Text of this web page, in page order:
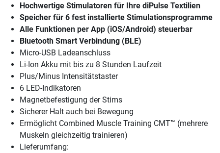
Hochwertige Stimulatoren für Ihre diPulse Textilien
Speicher für 6 fest installierte Stimulationsprogramme
Alle Funktionen per App (iOS/Android) steuerbar
Bluetooth Smart Verbindung (BLE)
Micro-USB Ladeanschluss
Li-Ion Akku mit bis zu 8 Stunden Laufzeit
Plus/Minus Intensitätstaster
6 LED-Indikatoren
Magnetbefestigung der Stims
Sicherer Halt auch bei Bewegung
Ermöglicht Combined Muscle Training CMT™ (mehrere
Muskeln gleichzeitig trainieren)
Lieferumfang: